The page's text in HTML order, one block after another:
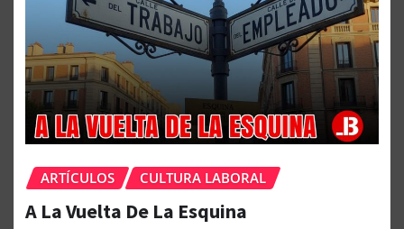
ARTÍCULOS CULTURA LABORAL
A La Vuelta De La Esquina